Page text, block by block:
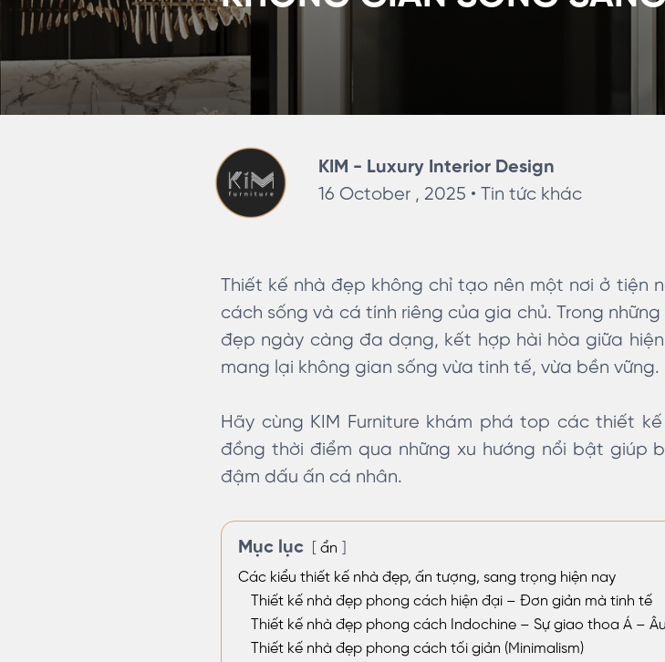
KIM - Luxury Interior Design
16 October , 2025 •Tin tức khác
Thiết kế nhà đẹp không chỉ tạo nên một nơi ở tiện
cách sống và cá tính riêng của gia chủ. Trong
đẹp ngày càng đa dạng, kết hợp hài hòa giữa
mang lại không gian sống vừa tinh tế, vừa bền vững.
Hãy cùng KIM Furniture khám phá top các thiết
đồng thời điểm qua những xu hướng nổi bật giúp
đậm dấu ấn cá nhân.
Mục lục
ẩn
Các kiểu thiết kế nhà đẹp, ấn tượng, sang trọng hiện nay
Thiết kế nhà đẹp phong cách hiện đại – Đơn giản mà tinh tế
Thiết kế nhà đẹp phong cách Indochine – Sự giao thoa Á –
Thiết kế nhà đẹp phong cách tối giản (Minimalism)